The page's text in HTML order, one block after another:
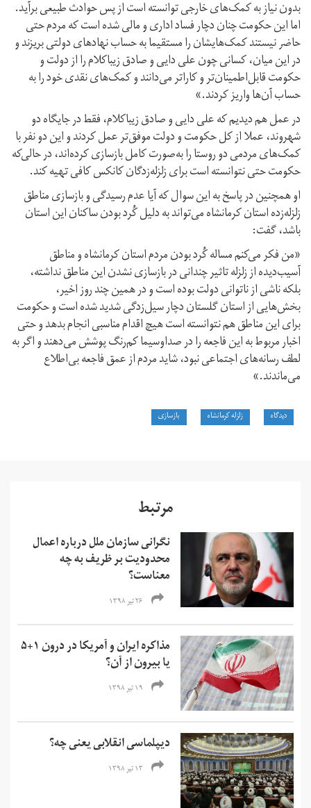
بدون نیاز به کمک‌های خارجی توانسته است از پس حوادث طبیعی برآید.
اما این حکومت چنان دچار فساد اداری و مالی شده است که مردم حتی
حاضر نیستند کمک‌هایشان را مستقیما به حساب نهادهای دولتی بریزند و
در این میان، کسانی چون علی دایی و صادق زیباکلام را از دولت و
حکومت قابل‌اطمینان‌تر و کاراتر می‌دانند و کمک‌های نقدی خود را به
حساب آن‌ها واریز کردند.»
در عمل هم دیدیم که علی دایی و صادق زیبا‌کلام، فقط در جایگاه دو
شهروند، عملا از کل حکومت و دولت موفق‌تر عمل کردند و این دو نفر با
کمک‌های مردمی دو روستا را به‌صورت کامل بازسازی کرده‌اند، در حالی‌که
حکومت حتی نتوانسته است برای زلزله‌زدگان کانکس کافی تهیه کند.
او همچنین در پاسخ به این سوال که آیا عدم رسیدگی و بازسازی مناطق
زلزله‌زده استان کرمانشاه می‌تواند به دلیل کُرد بودن ساکنان این استان
باشد، گفت:
«من فکر می‌کنم مساله کُرد بودن مردم استان کرمانشاه و مناطق
آسیب‌دیده از زلزله تاثیر چندانی در بازسازی نشدن این مناطق نداشته،
بلکه ناشی از ناتوانی دولت بوده است و در همین چند روز اخیر،
بخش‌هایی از استان گلستان دچار سیل‌زدگی شدید شده است و حکومت
برای این مناطق هم نتوانسته است هیچ اقدام مناسبی انجام بدهد و حتی
اخبار مربوط به این فاجعه را در صدا‌و‌سیما کم‌رنگ پوشش می‌دهند و اگر به
لطف رسانه‌های اجتماعی نبود، شاید مردم از عمق فاجعه بی‌اطلاع
می‌ماندند.»
دیدگاه زلزله کرمانشاه بازسازی
مرتبط
نگرانی سازمان ملل درباره اعمال
محدودیت بر ظریف به چه
معناست؟
۲۶ تیر ۱۳۹۸
مذاکره ایران و آمریکا در درون ۱+۵
یا بیرون از آن؟
۱۹ تیر ۱۳۹۸
دیپلماسی انقلابی یعنی چه؟
۱۳ تیر ۱۳۹۸